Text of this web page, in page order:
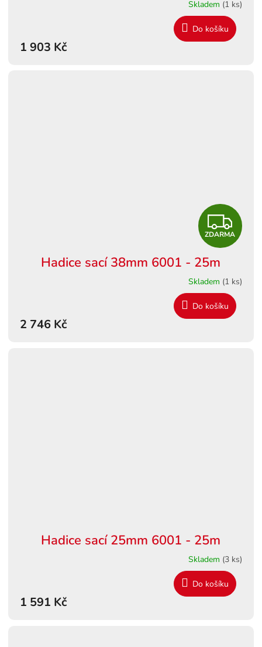
Skladem (1 ks)
1 903 Kč
Do košíku
Z
D
R
M
ZDARMA
Hadice sací 38mm 6001 - 25m
Skladem (1 ks)
2 746 Kč
Do košíku
Hadice sací 25mm 6001 - 25m
Skladem (3 ks)
1 591 Kč
Do košíku